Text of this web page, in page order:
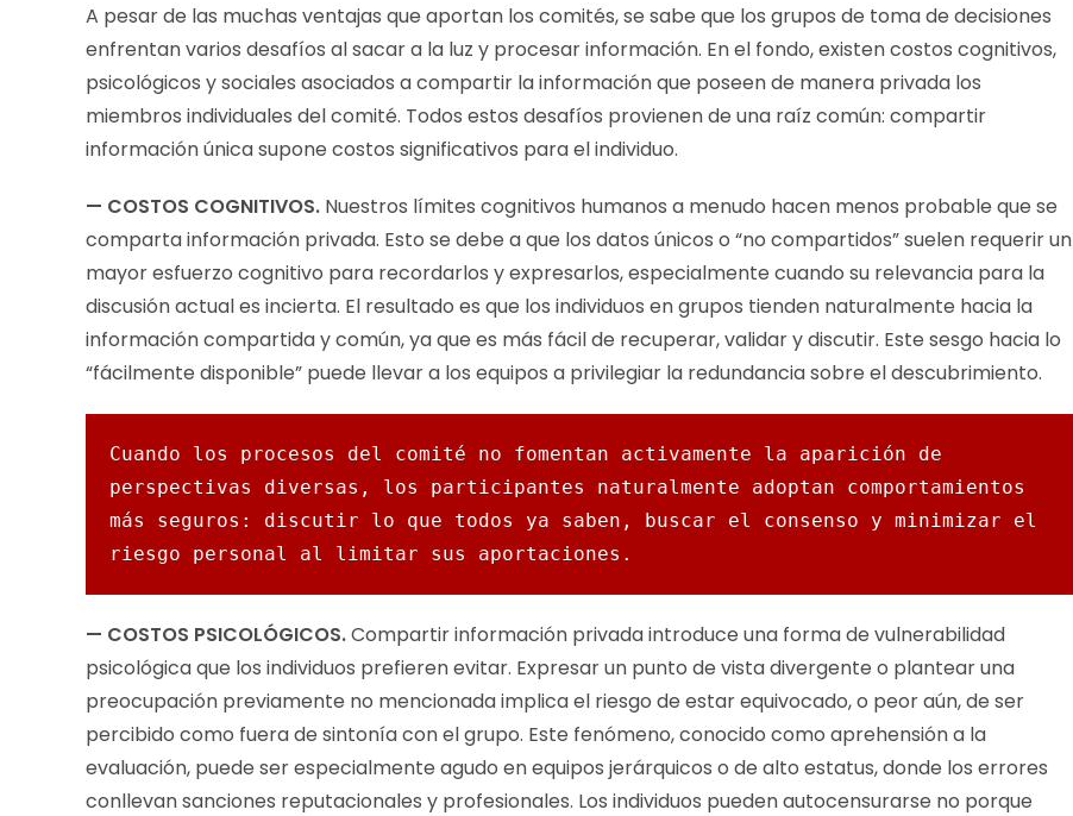
A pesar de las muchas ventajas que aportan los comités, se sabe que los grupos de toma de decisiones
enfrentan varios desafíos al sacar a la luz y procesar información. En el fondo, existen costos cognitivos,
psicológicos y sociales asociados a compartir la información que poseen de manera privada los
miembros individuales del comité. Todos estos desafíos provienen de una raíz común: compartir
información única supone costos significativos para el individuo.
— COSTOS COGNITIVOS. Nuestros límites cognitivos humanos a menudo hacen menos probable que se
comparta información privada. Esto se debe a que los datos únicos o “no compartidos” suelen requerir un
mayor esfuerzo cognitivo para recordarlos y expresarlos, especialmente cuando su relevancia para la
discusión actual es incierta. El resultado es que los individuos en grupos tienden naturalmente hacia la
información compartida y común, ya que es más fácil de recuperar, validar y discutir. Este sesgo hacia lo
“fácilmente disponible” puede llevar a los equipos a privilegiar la redundancia sobre el descubrimiento.
Cuando los procesos del comité no fomentan activamente la aparición de
perspectivas diversas, los participantes naturalmente adoptan comportamientos
más seguros: discutir lo que todos ya saben, buscar el consenso y minimizar el
riesgo personal al limitar sus aportaciones.
— COSTOS PSICOLÓGICOS.Compartir información privada introduce una forma de vulnerabilidad
psicológica que los individuos prefieren evitar. Expresar un punto de vista divergente o plantear una
preocupación previamente no mencionada implica el riesgo de estar equivocado, o peor aún, de ser
percibido como fuera de sintonía con el grupo. Este fenómeno, conocido como aprehensión a la
evaluación, puede ser especialmente agudo en equipos jerárquicos o de alto estatus, donde los errores
conllevan sanciones reputacionales y profesionales. Los individuos pueden autocensurarse no porque